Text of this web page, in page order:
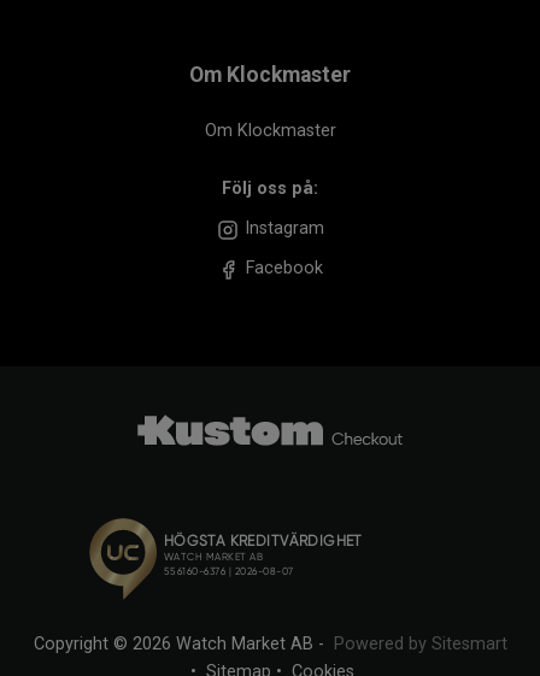
Om Klockmaster
Om Klockmaster
Följ oss på:
Instagram
Facebook
Copyright © 2026 Watch Market AB -
Powered by Sitesmart